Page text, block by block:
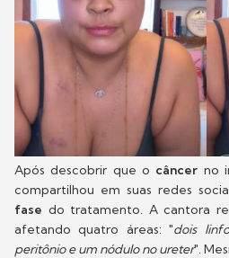
Após descobrir que o câncer no
compartilhou em suas redes
fase do tratamento. A cantora
afetando quatro áreas: "dois
peritônio e um nódulo no ureter".